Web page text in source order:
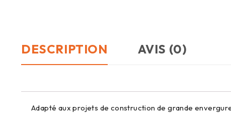
DESCRIPTION AVIS (0)
Adapté aux projets de construction de grande